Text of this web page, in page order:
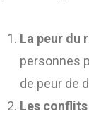
La peur du
personnes
de peur de
Les